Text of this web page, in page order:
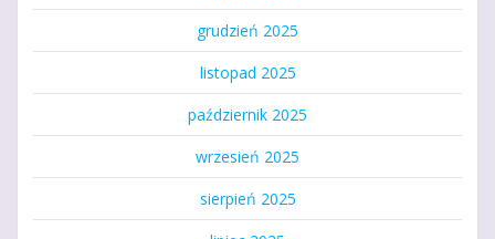
grudzień 2025
listopad 2025
październik 2025
wrzesień 2025
sierpień 2025